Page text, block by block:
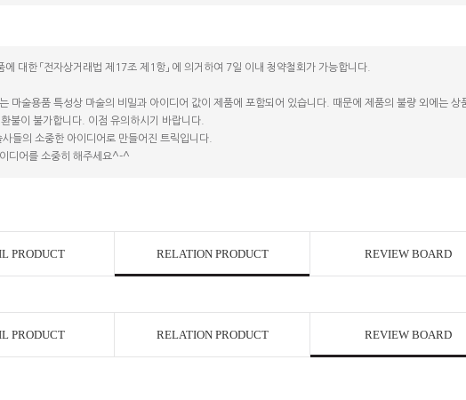
코 라이프 하세요!
에 대한 「전자상거래법 제17조 제1항」 에 의거하여 7일 이내 청약철회가 가능합니다.
마술용품 특성상 마술의 비밀과 아이디어 값이 제품에 포함되어 있습니다. 때문에 제품의 불량 외에는
불이 불가합니다. 이점 유의하시기 바랍니다.
들의 소중한 아이디어로 만들어진 트릭입니다.
디어를 소중히 해주세요^-^
PRODUCT RELATION PRODUCT REVIEW BOARD
PRODUCT RELATION PRODUCT REVIEW BOARD